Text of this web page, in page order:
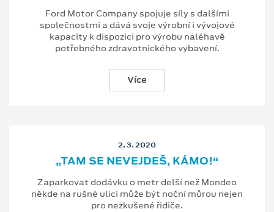
Ford Motor Company spojuje síly s dalšími
společnostmi a dává svoje výrobní i vývojové
kapacity k dispozici pro výrobu naléhavě
potřebného zdravotnického vybavení.
Více
2. 3. 2020
„TAM SE NEVEJDEŠ, KÁMO!“
Zaparkovat dodávku o metr delší než Mondeo
někde na rušné ulici může být noční můrou nejen
pro nezkušené řidiče.